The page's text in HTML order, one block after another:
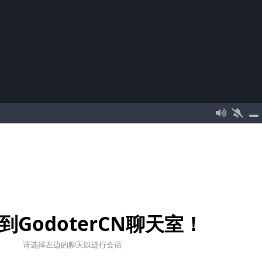
GodoterCN聊天室！
请选择左边的聊天以进行会话